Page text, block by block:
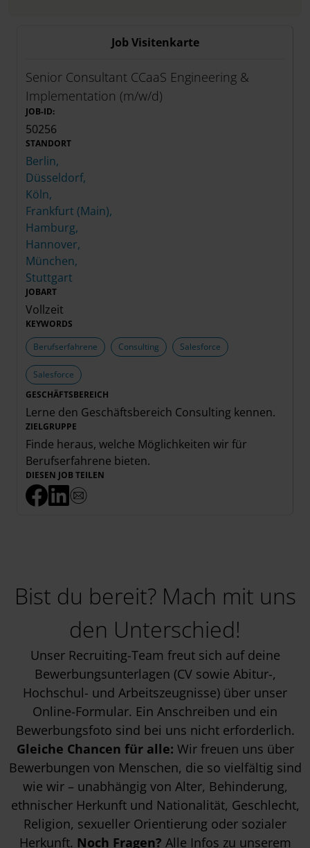
Job Visitenkarte
Senior Consultant CCaaS Engineering &
Implementation (m/w/d)
JOB-ID:
50256
STANDORT
Berlin,
Düsseldorf,
Köln,
Frankfurt (Main),
Hamburg,
Hannover,
München,
Stuttgart
JOBART
Vollzeit
KEYWORDS
Berufserfahrene
Consulting Salesforce
Salesforce
GESCHÄFTSBEREICH
Lerne den Geschäftsbereich Consulting kennen.
ZIELGRUPPE
Finde heraus, welche Möglichkeiten wir für
Berufserfahrene bieten.
DIESEN JOB TEILEN
Bist du bereit? Mach mit uns
den Unterschied!
Unser Recruiting-Team freut sich auf deine
Bewerbungsunterlagen (CV sowie Abitur-,
Hochschul- und Arbeitszeugnisse) über unser
Online-Formular. Ein Anschreiben und ein
Bewerbungsfoto sind bei uns nicht erforderlich.
Gleiche Chancen für alle: Wir freuen uns über
Bewerbungen von Menschen, die so vielfältig sind
wie wir – unabhängig von Alter, Behinderung,
ethnischer Herkunft und Nationalität, Geschlecht,
Religion, sexueller Orientierung oder sozialer
Herkunft. Noch Fragen? Alle Infos zu unserem